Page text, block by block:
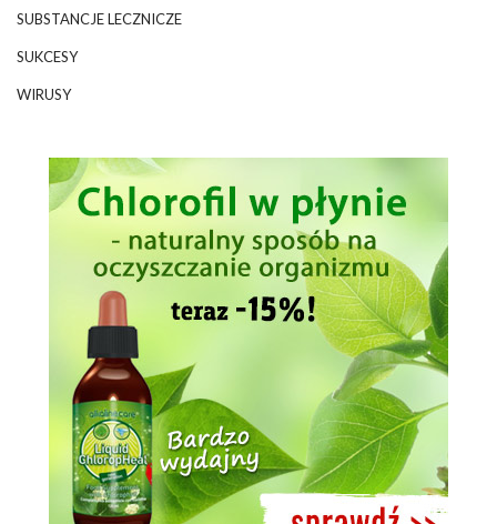
SUBSTANCJE LECZNICZE
SUKCESY
WIRUSY